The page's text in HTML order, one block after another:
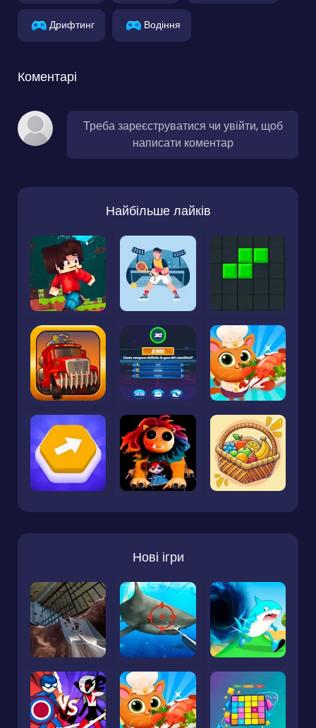
Дрифтинг Водіння
Коментарі
Треба зареєструватися чи увійти, щоб
написати коментар
Найбільше лайків
Нові ігри